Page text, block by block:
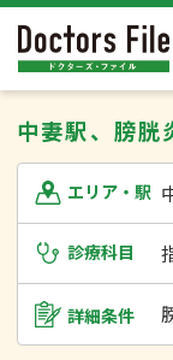
中妻駅、膀胱
エリア・駅
診療科目
詳細条件